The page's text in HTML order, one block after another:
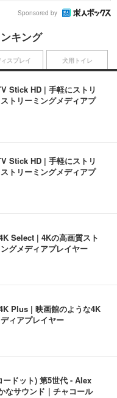
Sponsored by
キング
Stick HD | 手軽にストリ
トリーミングメディアプ
Stick HD | 手軽にストリ
トリーミングメディアプ
Select | 4Kの高画質スト
グメディアプレイヤー
Plus | 映画館のような4K
ィアプレイヤー
ドット) 第5世代 - Alex
なサウンド｜チャコール
スプレイ 犬用トイレ